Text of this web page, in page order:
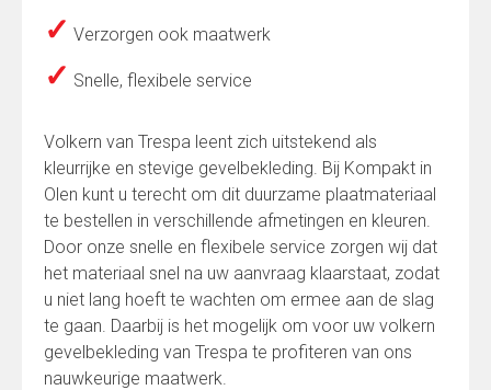
✓ Verzorgen ook maatwerk
✓ Snelle, flexibele service
Volkern van Trespa leent zich uitstekend als
kleurrijke en stevige gevelbekleding. Bij Kompakt in
Olen kunt u terecht om dit duurzame plaatmateriaal
te bestellen in verschillende afmetingen en kleuren.
Door onze snelle en flexibele service zorgen wij dat
het materiaal snel na uw aanvraag klaarstaat, zodat
u niet lang hoeft te wachten om ermee aan de slag
te gaan. Daarbij is het mogelijk om voor uw volkern
gevelbekleding van Trespa te profiteren van ons
nauwkeurige maatwerk.